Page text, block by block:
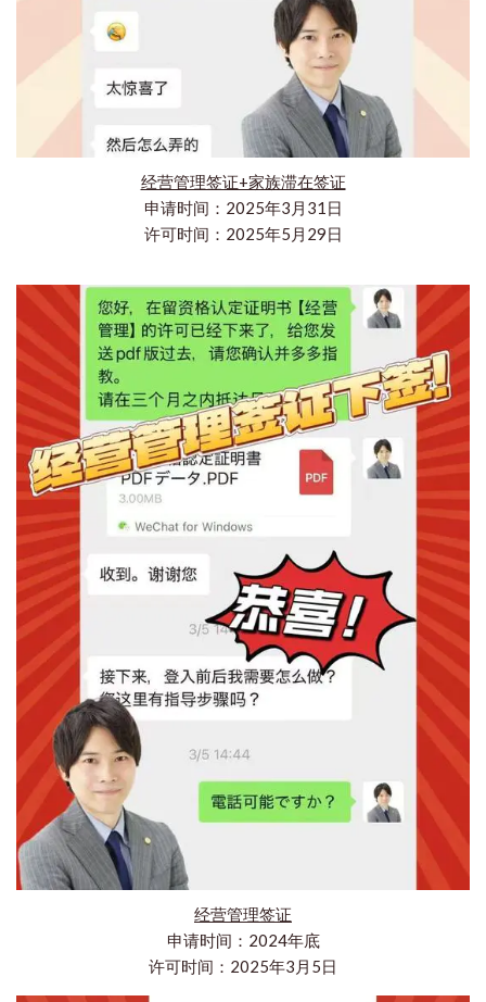
经营管理签证+家族滞在签证
申请时间：2025年3月31日
许可时间：2025年5月29日
经营管理签证
申请时间：2024年底
许可时间：2025年3月5日